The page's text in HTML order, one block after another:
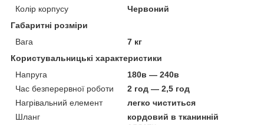
Колір корпусу
Червоний
Габаритні розміри
Вага
7 кг
Користувальницькі характеристики
Напруга
180в — 240в
Час безперервної роботи
2 год — 2,5 год
Нагрівальний елемент
легко чиститься
Шланг
кордовий в тканинній